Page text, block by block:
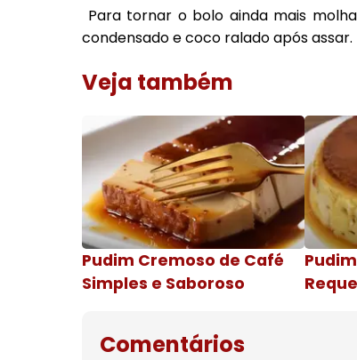
Para tornar o bolo ainda mais
condensado e coco ralado após assar.
Veja também
Pudim Cremoso de Café
Simples e Saboroso
Comentários